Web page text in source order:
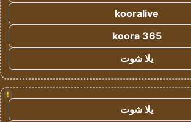
kooralive
koora 365
يلا شوت
!
يلا شوت